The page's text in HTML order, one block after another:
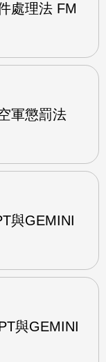
處理法 FM
軍懲罰法
與GEMINI
與GEMINI